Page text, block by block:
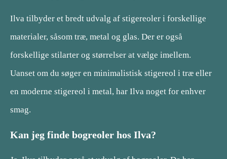
Ilva tilbyder et bredt udvalg af stigereoler i forskellige
materialer, såsom træ, metal og glas. Der er også
forskellige stilarter og størrelser at vælge imellem.
Uanset om du søger en minimalistisk stigereol i træ eller
en moderne stigereol i metal, har Ilva noget for enhver
smag.
Kan jeg finde bogreoler hos Ilva?